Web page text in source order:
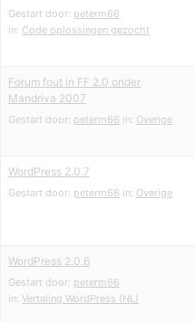
Gestart door: peterm66
in: Code oplossingen gezocht
Forum fout in FF 2.0 onder
Mandriva 2007
Gestart door: peterm66 in: Overige
WordPress 2.0.7
Gestart door: peterm66 in: Overige
WordPress 2.0.6
Gestart door: peterm66
in: Vertaling WordPress (NL)